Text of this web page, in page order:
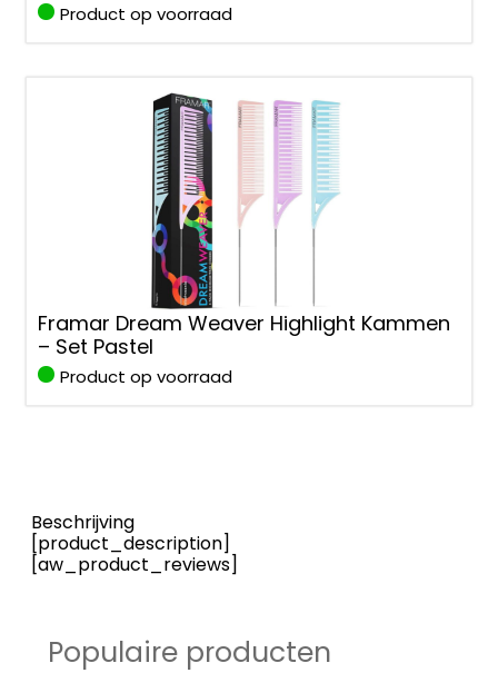
Product op voorraad
Framar Dream Weaver Highlight Kammen
– Set Pastel
Product op voorraad
Beschrijving
[product_description]
[aw_product_reviews]
Populaire producten